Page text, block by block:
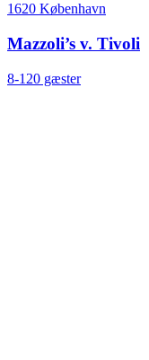
1620 København
Mazzoli’s v. Tivoli
8-120 gæster